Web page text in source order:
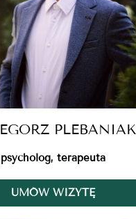
PLEBANIAK
psycholog, terapeuta
UMÓW WIZYTĘ